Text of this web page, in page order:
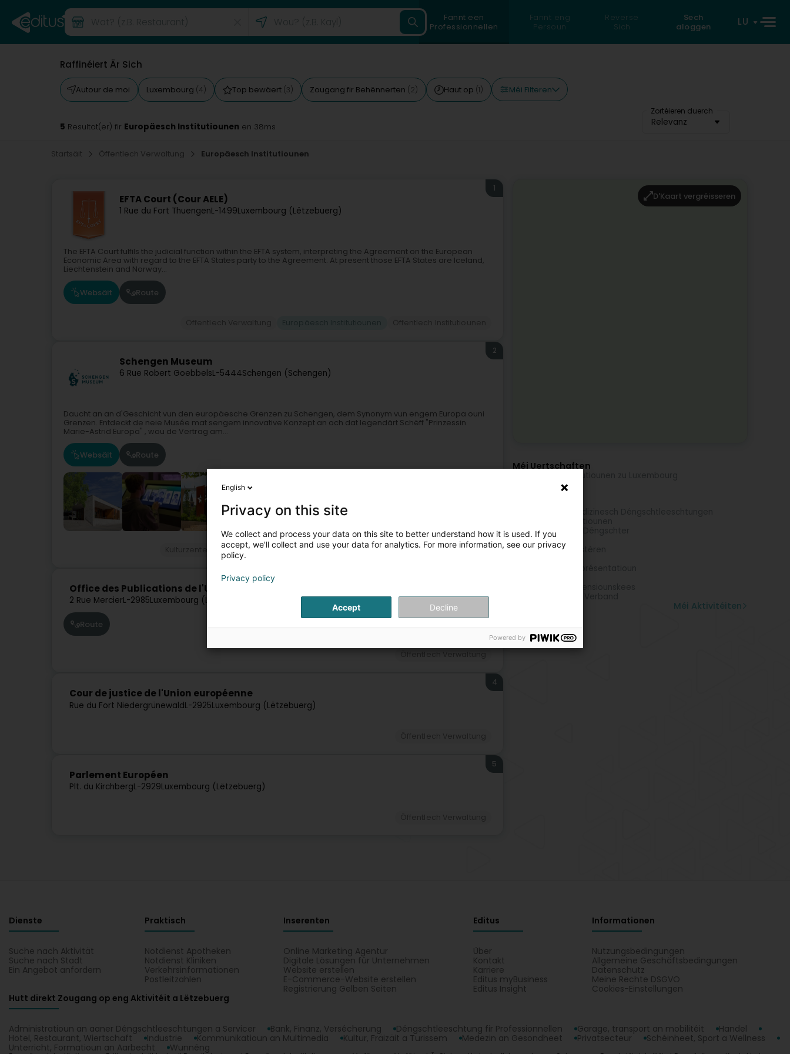
Fannt een
Professionnellen
Fannt eng
Persoun
Reverse
Sich
Sech
aloggen
LU
Raffinéiert Är Sich
Autour de moi Luxembourg (4) Top bewäert (3) Zougang fir Behënnerten (2) Haut op (1) Méi Filteren
Zortéieren duerch
Relevanz
5 Resultat(er) fir Europäesch Institutiounen en 38ms
Startsäit Öffentlech Verwaltung Europäesch Institutiounen
EFTA Court (Cour AELE)
1 Rue du Fort ThuengenL-1499Luxembourg (Lëtzebuerg)
1
The EFTA Court fulfils the judicial function within the EFTA system, interpreting the Agreement on the European
Economic Area with regard to the EFTA States party to the Agreement. At present those EFTA States are Iceland,
Liechtenstein and Norway...
Websäit Route
Schengen Museum
6 Rue Robert GoebbelsL-5444Schengen (Schengen)
2
Daucht an an d'Geschicht vun den europäesche Grenzen zu Schengen, dem Synonym vun engem Europa ouni
Grenzen. Entdeckt de neie Musée mat sengem innovative Konzept an och dat legendärt Schëff "Prinzessin
Marie-Astrid Europa" , wou de Vertrag am...
Websäit Route
+3
Musée Kulturell Aktivitéit Kulturzenter Europäesch Institutiounen
Office des Publications de l'Union européenne
2 Rue MercierL-2985Luxembourg (Lëtzebuerg)
Route
Öffentlech Verwaltung
Cour de justice de l'Union européenne
Rue du Fort NiedergrünewaldL-2925Luxembourg (Lëtzebuerg)
4
Parlement Européen
Plt. du KirchbergL-2929Luxembourg (Lëtzebuerg)
5
D'Kaart vergréisseren
Méi Uertschaften
Öffentlech sozial Déngschter
Gemengen
Behörden an Ministèren
Méi Aktivitéiten
Dienste
Suche nach Aktivität
Suche nach Stadt
Ein Angebot anfordern
Praktisch
Notdienst Apotheken
Notdienst Kliniken
Verkehrsinformationen
Postleitzahlen
Inserenten
Online Marketing Agentur
Digitale Lösungen für Unternehmen
Website erstellen
E-Commerce-Website erstellen
Registrierung Gelben Seiten
Editus
Über
Kontakt
Karriere
Editus myBusiness
Editus Insight
Informationen
Nutzungsbedingungen
Allgemeine Geschäftsbedingungen
Datenschutz
Meine Rechte DSGVO
Cookies-Einstellungen
Hutt direkt Zougang op eng Aktivitéit a Lëtzebuerg
Administratioun an aaner Déngschtleeschtungen a Servicer Bank, Finanz, Versécherung Déngschtleeschtung fir Professionnellen Garage, transport an mobilitéit
Handel
Hotel, Restaurant, Wiertschaft
Industrie Kommunikatioun an Multimedia Kultur, Fräizäit a Turissem Medezin an Gesondheet Privatsecteur
Schéinheet, Sport a Wellness
Unterricht, Formatioun an Aarbecht
Wunnéng
English
Privacy on this site
We collect and process your data on this site to better understand how it is used. If you
accept, we'll collect and use your data for analytics. For more information, see our privacy
policy.
Privacy policy
Accept Decline
Powered by